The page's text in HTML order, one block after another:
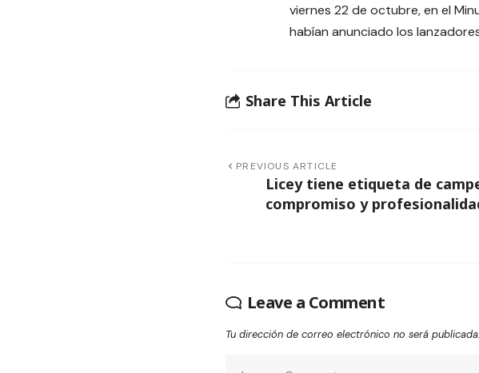
viernes 22 de octubre, en el
habían anunciado los
Share This Article
PREVIOUS ARTICLE
Licey tiene etiqueta de
compromiso y
Leave a Comment
Tu dirección de correo electrónico no será publicada.